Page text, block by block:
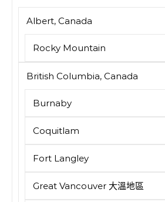
Albert, Canada
Rocky Mountain
British Columbia, Canada
Burnaby
Coquitlam
Fort Langley
Great Vancouver 大溫地區